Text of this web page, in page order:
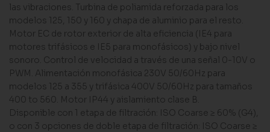
las vibraciones. Turbina de poliamida reforzada para los
modelos 125, 150 y 160 y chapa de aluminio para el resto.
Motor EC de rotor exterior de alta eficiencia (IE4 para
motores trifásicos e IE5 para monofásicos) y bajo nivel
sonoro. Control de velocidad a través de una señal 0-10V o
PWM. Alimentación monofásica 230V 50/60Hz para
modelos 125 a 355 y trifásica 400V 50/60Hz para tamaños
400 to 560. Motor IP44 y aislamiento clase B.
Disponible con 1 etapa de filtración: ISO Coarse ≥ 60% (G4),
o con 3 opciones de doble etapa de filtración: ISO Coarse ≥